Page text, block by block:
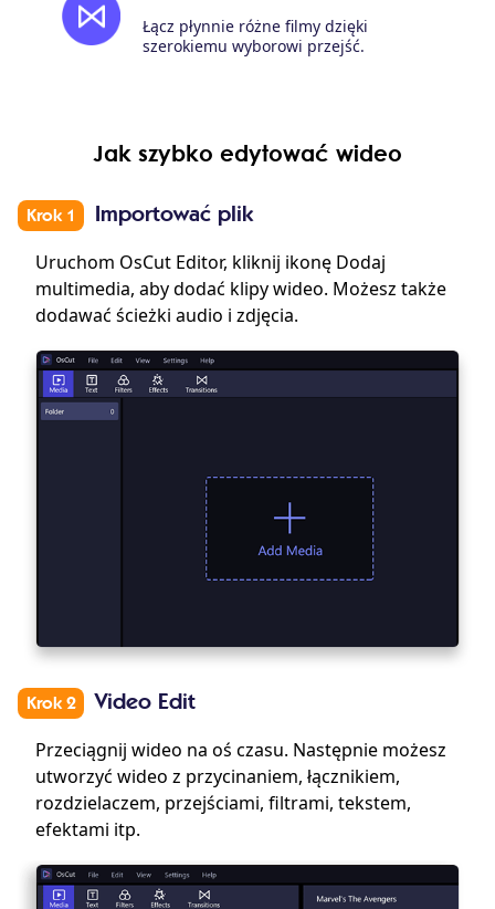
Łącz płynnie różne filmy dzięki
szerokiemu wyborowi przejść.
Jak szybko edytować wideo
Krok 1 Importować plik
Uruchom OsCut Editor, kliknij ikonę Dodaj
multimedia, aby dodać klipy wideo. Możesz także
dodawać ścieżki audio i zdjęcia.
Krok 2 Video Edit
Przeciągnij wideo na oś czasu. Następnie możesz
utworzyć wideo z przycinaniem, łącznikiem,
rozdzielaczem, przejściami, filtrami, tekstem,
efektami itp.